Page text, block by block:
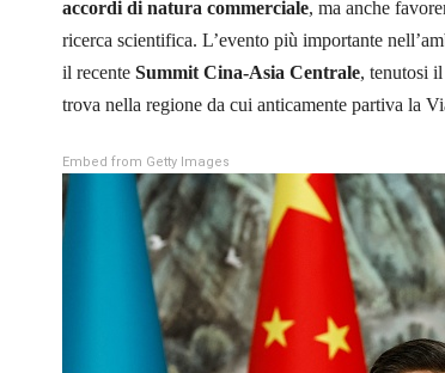
accordi di natura commerciale, ma anche
ricerca scientifica. L’evento più importante
il recente Summit Cina-Asia Centrale, tenutosi
trova nella regione da cui anticamente partiva la
Embed from Getty Images